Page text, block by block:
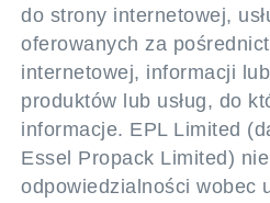
do strony internetowej,
oferowanych za
internetowej, informacji
produktów lub usług, do
informacje. EPL Limited
Essel Propack Limited)
odpowiedzialności wobec